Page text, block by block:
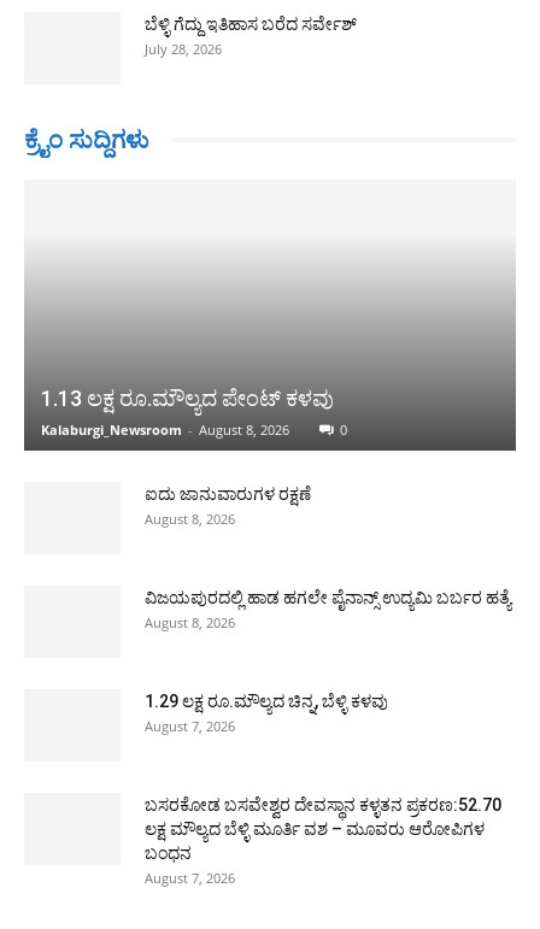
ಬೆಳ್ಳಿ ಗೆದ್ದು ಇತಿಹಾಸ ಬರೆದ ಸರ್ವೇಶ್
July 28, 2026
ಕ್ರೈಂ ಸುದ್ದಿಗಳು
1.13 ಲಕ್ಷ ರೂ.ಮೌಲ್ಯದ ಪೇಂಟ್ ಕಳವು
Kalaburgi_Newsroom - August 8, 2026 0
ಐದು ಜಾನುವಾರುಗಳ ರಕ್ಷಣೆ
August 8, 2026
ವಿಜಯಪುರದಲ್ಲಿ ಹಾಡ ಹಗಲೇ ಪೈನಾನ್ಸ್ ಉದ್ಯಮಿ ಬರ್ಬರ ಹತ್ಯೆ
August 8, 2026
1.29 ಲಕ್ಷ ರೂ.ಮೌಲ್ಯದ ಚಿನ್ನ, ಬೆಳ್ಳಿ ಕಳವು
August 7, 2026
ಬಸರಕೋಡ ಬಸವೇಶ್ವರ ದೇವಸ್ಥಾನ ಕಳ್ಳತನ ಪ್ರಕರಣ:52.70
ಲಕ್ಷ ಮೌಲ್ಯದ ಬೆಳ್ಳಿ ಮೂರ್ತಿ ವಶ – ಮೂವರು ಆರೋಪಿಗಳ
ಬಂಧನ
August 7, 2026